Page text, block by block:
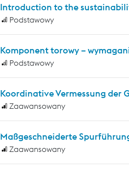
Introduction to the
Podstawowy
Komponent torowy –
Podstawowy
Koordinative Vermessung der
Zaawansowany
Maßgeschneiderte
Zaawansowany